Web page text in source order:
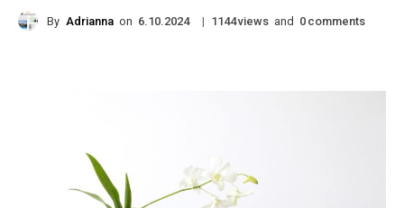
By Adrianna on 6.10.2024 | 1144views and 0 comments